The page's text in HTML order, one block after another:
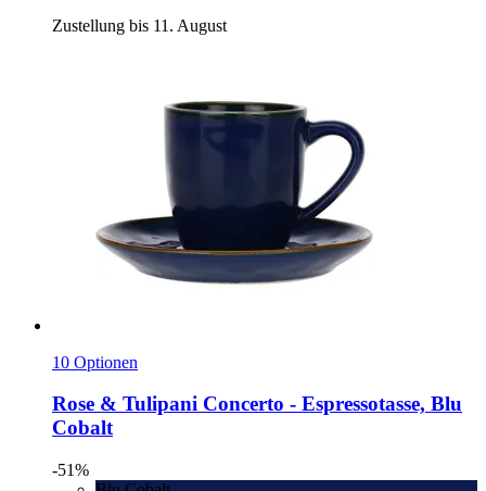
Zustellung bis 11. August
10 Optionen
Rose & Tulipani Concerto -​ Espressotasse, Blu
Cobalt
-51%